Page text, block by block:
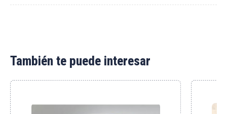
También te puede interesar